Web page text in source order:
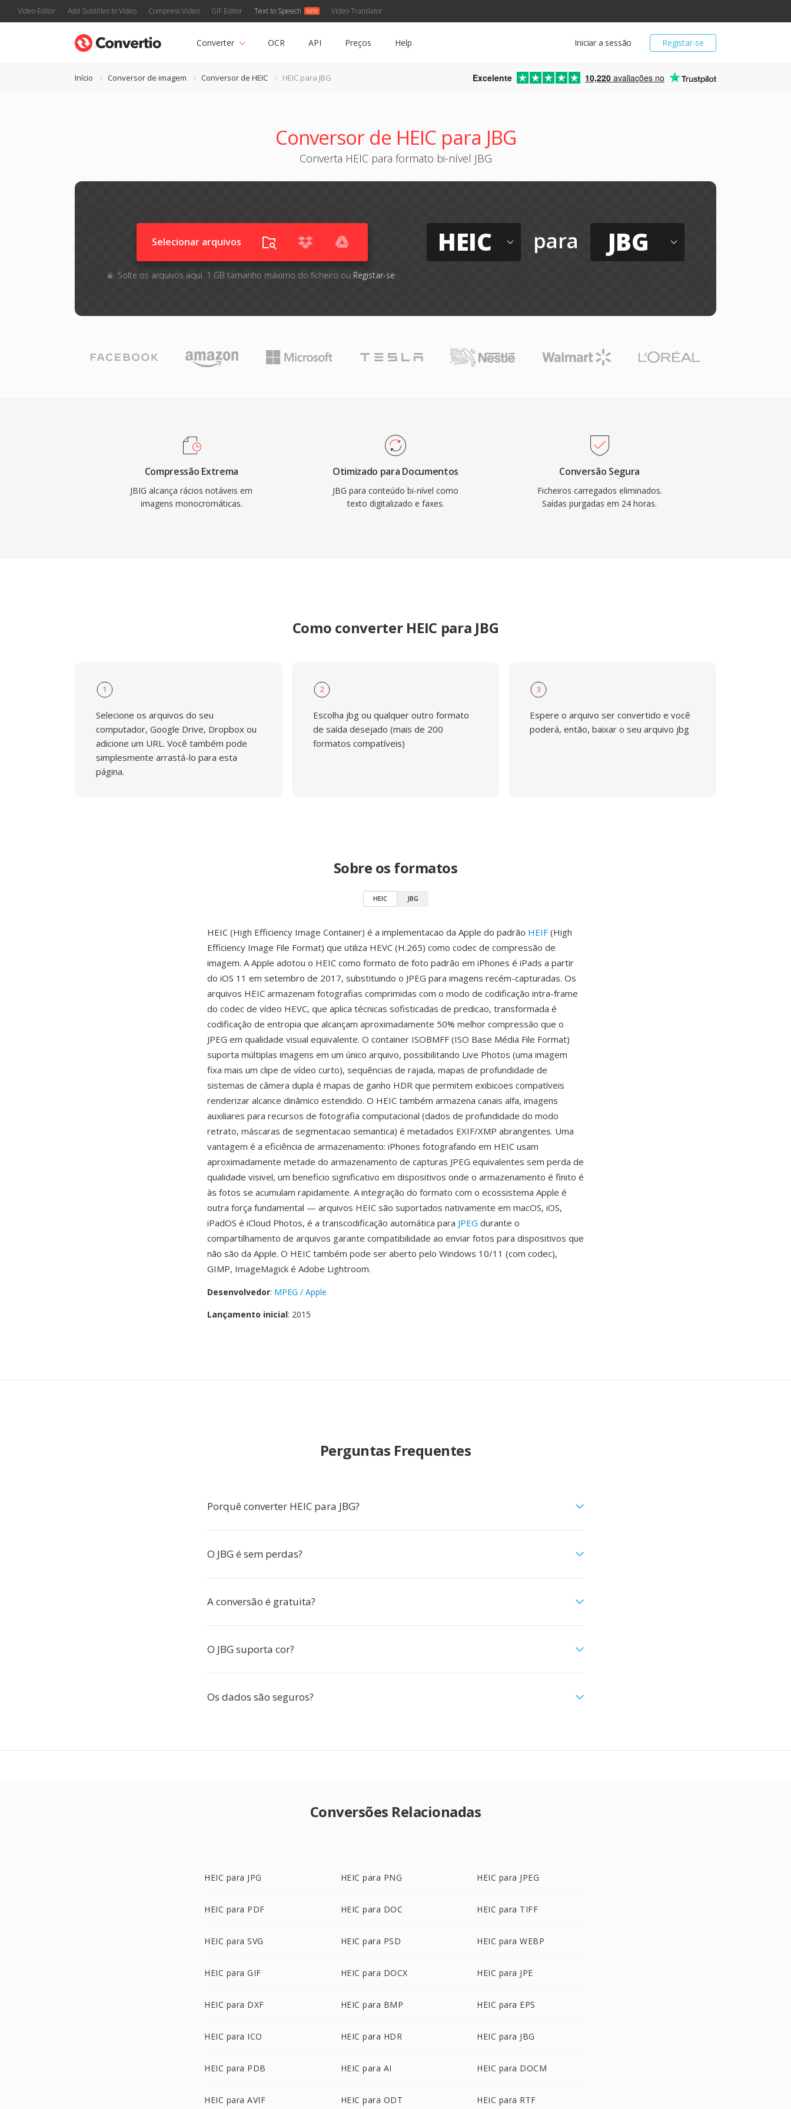
Video Editor Add Subtitles to Video Compress Video GIF Editor Text to Speech Video Translator
Registar-se
Iniciar a sessão
Converter OCR API Preços Help
Início Conversor de imagem Conversor de HEIC HEIC para JBG Excelente 10,220 avaliações no
Conversor de HEIC para JBG
Converta HEIC para formato bi-nível JBG
Selecionar arquivos
Solte os arquivos aqui. 1 GB tamanho máximo do ficheiro ou Registar-se
HEIC para JBG
Compressão Extrema
JBIG alcança rácios notáveis em
imagens monocromáticas.
Otimizado para Documentos
JBG para conteúdo bi-nível como
texto digitalizado e faxes.
Conversão Segura
Ficheiros carregados eliminados.
Saídas purgadas em 24 horas.
Como converter HEIC para JBG
1
Selecione os arquivos do seu
computador, Google Drive, Dropbox ou
adicione um URL. Você também pode
simplesmente arrastá-lo para esta
página.
2
Escolha jbg ou qualquer outro formato
de saída desejado (mais de 200
formatos compatíveis)
3
Espere o arquivo ser convertido e você
poderá, então, baixar o seu arquivo jbg
Sobre os formatos
HEIC JBG
HEIC (High Efficiency Image Container) é a implementacao da Apple do padrão HEIF (High
Efficiency Image File Format) que utiliza HEVC (H.265) como codec de compressão de
imagem. A Apple adotou o HEIC como formato de foto padrão em iPhones é iPads a partir
do iOS 11 em setembro de 2017, substituindo o JPEG para imagens recém-capturadas. Os
arquivos HEIC armazenam fotografias comprimidas com o modo de codificação intra-frame
do codec de vídeo HEVC, que aplica técnicas sofisticadas de predicao, transformada é
codificação de entropia que alcançam aproximadamente 50% melhor compressão que o
JPEG em qualidade visual equivalente. O container ISOBMFF (ISO Base Média File Format)
suporta múltiplas imagens em um único arquivo, possibilitando Live Photos (uma imagem
fixa mais um clipe de vídeo curto), sequências de rajada, mapas de profundidade de
sistemas de câmera dupla é mapas de ganho HDR que permitem exibicoes compatíveis
renderizar alcance dinâmico estendido. O HEIC também armazena canais alfa, imagens
auxiliares para recursos de fotografia computacional (dados de profundidade do modo
retrato, máscaras de segmentacao semantica) é metadados EXIF/XMP abrangentes. Uma
vantagem é a eficiência de armazenamento: iPhones fotografando em HEIC usam
aproximadamente metade do armazenamento de capturas JPEG equivalentes sem perda de
qualidade visivel, um beneficio significativo em dispositivos onde o armazenamento é finito é
às fotos se acumulam rapidamente. A integração do formato com o ecossistema Apple é
outra força fundamental — arquivos HEIC são suportados nativamente em macOS, iOS,
iPadOS é iCloud Photos, é a transcodificação automática para JPEG durante o
compartilhamento de arquivos garante compatibilidade ao enviar fotos para dispositivos que
não são da Apple. O HEIC também pode ser aberto pelo Windows 10/11 (com codec),
GIMP, ImageMagick é Adobe Lightroom.
Desenvolvedor: MPEG / Apple
Lançamento inicial: 2015
Perguntas Frequentes
Porquê converter HEIC para JBG?
O JBG é sem perdas?
A conversão é gratuita?
O JBG suporta cor?
Os dados são seguros?
Conversões Relacionadas
HEIC para JPG HEIC para PNG HEIC para JPEG
HEIC para PDF HEIC para DOC HEIC para TIFF
HEIC para SVG HEIC para PSD HEIC para WEBP
HEIC para GIF HEIC para DOCX HEIC para JPE
HEIC para DXF HEIC para BMP HEIC para EPS
HEIC para ICO HEIC para HDR HEIC para JBG
HEIC para PDB HEIC para AI HEIC para DOCM
HEIC para AVIF HEIC para ODT HEIC para RTF